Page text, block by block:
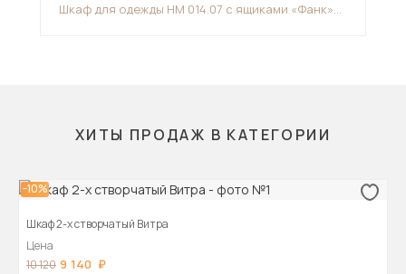
Шкаф для одежды НМ 014.07 с ящиками «Фанк»
ХИТЫ ПРОДАЖ В КАТЕГОРИИ
-10%
Шкаф 2-х створчатый Витра
Цена
10 120 9 140